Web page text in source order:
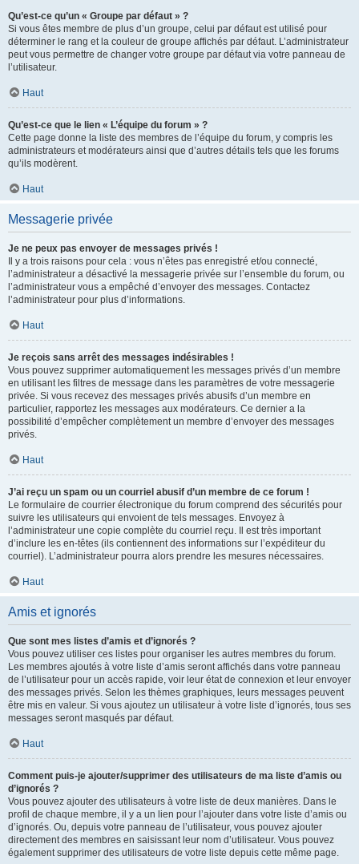
Qu’est-ce qu’un « Groupe par défaut » ?
Si vous êtes membre de plus d’un groupe, celui par défaut est utilisé pour
déterminer le rang et la couleur de groupe affichés par défaut. L’administrateur
peut vous permettre de changer votre groupe par défaut via votre panneau de
l’utilisateur.
Haut
Qu’est-ce que le lien « L’équipe du forum » ?
Cette page donne la liste des membres de l’équipe du forum, y compris les
administrateurs et modérateurs ainsi que d’autres détails tels que les forums
qu’ils modèrent.
Haut
Messagerie privée
Je ne peux pas envoyer de messages privés !
Il y a trois raisons pour cela : vous n’êtes pas enregistré et/ou connecté,
l’administrateur a désactivé la messagerie privée sur l’ensemble du forum, ou
l’administrateur vous a empêché d’envoyer des messages. Contactez
l’administrateur pour plus d’informations.
Haut
Je reçois sans arrêt des messages indésirables !
Vous pouvez supprimer automatiquement les messages privés d’un membre
en utilisant les filtres de message dans les paramètres de votre messagerie
privée. Si vous recevez des messages privés abusifs d’un membre en
particulier, rapportez les messages aux modérateurs. Ce dernier a la
possibilité d’empêcher complètement un membre d’envoyer des messages
privés.
Haut
J’ai reçu un spam ou un courriel abusif d’un membre de ce forum !
Le formulaire de courrier électronique du forum comprend des sécurités pour
suivre les utilisateurs qui envoient de tels messages. Envoyez à
l’administrateur une copie complète du courriel reçu. Il est très important
d’inclure les en-têtes (ils contiennent des informations sur l’expéditeur du
courriel). L’administrateur pourra alors prendre les mesures nécessaires.
Haut
Amis et ignorés
Que sont mes listes d’amis et d’ignorés ?
Vous pouvez utiliser ces listes pour organiser les autres membres du forum.
Les membres ajoutés à votre liste d’amis seront affichés dans votre panneau
de l’utilisateur pour un accès rapide, voir leur état de connexion et leur envoyer
des messages privés. Selon les thèmes graphiques, leurs messages peuvent
être mis en valeur. Si vous ajoutez un utilisateur à votre liste d’ignorés, tous ses
messages seront masqués par défaut.
Haut
Comment puis-je ajouter/supprimer des utilisateurs de ma liste d’amis ou
d’ignorés ?
Vous pouvez ajouter des utilisateurs à votre liste de deux manières. Dans le
profil de chaque membre, il y a un lien pour l’ajouter dans votre liste d’amis ou
d’ignorés. Ou, depuis votre panneau de l’utilisateur, vous pouvez ajouter
directement des membres en saisissant leur nom d’utilisateur. Vous pouvez
également supprimer des utilisateurs de votre liste depuis cette même page.